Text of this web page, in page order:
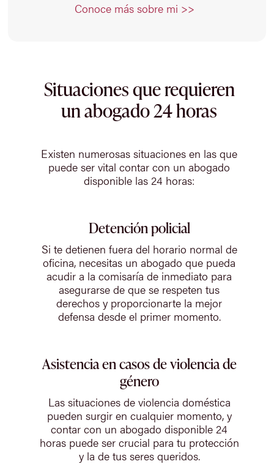
Conoce más sobre mi >>
Situaciones que requieren
un abogado 24 horas
Existen numerosas situaciones en las que
puede ser vital contar con un abogado
disponible las 24 horas:
Detención policial
Si te detienen fuera del horario normal de
oficina, necesitas un abogado que pueda
acudir a la comisaría de inmediato para
asegurarse de que se respeten tus
derechos y proporcionarte la mejor
defensa desde el primer momento.
Asistencia en casos de violencia de
género
Las situaciones de violencia doméstica
pueden surgir en cualquier momento, y
contar con un abogado disponible 24
horas puede ser crucial para tu protección
y la de tus seres queridos.